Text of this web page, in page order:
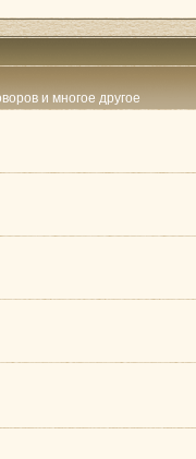
и многое другое